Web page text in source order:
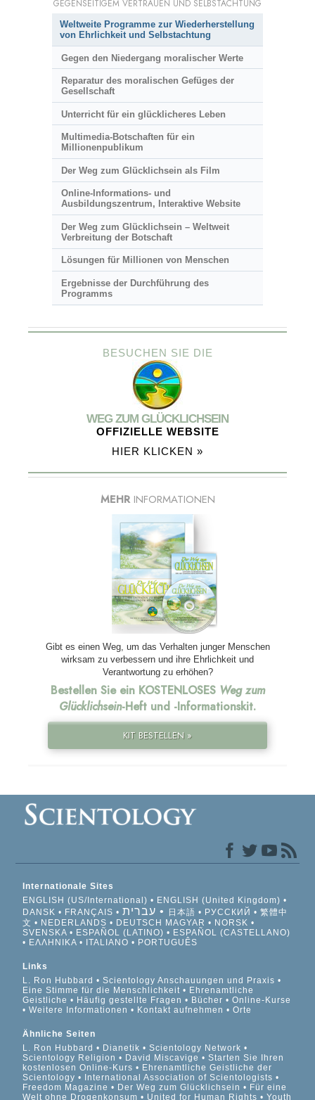
GEGENSEITIGEM VERTRAUEN UND SELBSTACHTUNG
Weltweite Programme zur Wiederherstellung
von Ehrlichkeit und Selbstachtung
Gegen den Niedergang moralischer Werte
Reparatur des moralischen Gefüges der
Gesellschaft
Unterricht für ein glücklicheres Leben
Multimedia-Botschaften für ein
Millionenpublikum
Der Weg zum Glücklichsein als Film
Online-Informations- und
Ausbildungszentrum, Interaktive Website
Der Weg zum Glücklichsein – Weltweit
Verbreitung der Botschaft
Lösungen für Millionen von Menschen
Ergebnisse der Durchführung des
Programms
BESUCHEN SIE DIE
WEG ZUM GLÜCKLICHSEIN
OFFIZIELLE WEBSITE
HIER KLICKEN »
MEHR INFORMATIONEN
Gibt es einen Weg, um das Verhalten junger Menschen
wirksam zu verbessern und ihre Ehrlichkeit und
Verantwortung zu erhöhen?
Bestellen Sie ein KOSTENLOSES Weg zum
Glücklichsein-Heft und -Informationskit.
KIT BESTELLEN »
Internationale Sites
ENGLISH (US/International)
ENGLISH (United Kingdom)
DANSK
FRANÇAIS עברית 日本語 РУССКИЙ
繁體中
文
NEDERLANDS DEUTSCH MAGYAR
NORSK
SVENSKA
ESPAÑOL (LATINO)
ESPAÑOL (CASTELLANO)
ΕΛΛΗΝΙΚA
ITALIANO PORTUGUÊS
Links
L. Ron Hubbard
Scientology Anschauungen und Praxis
Eine Stimme für die Menschlichkeit
Ehrenamtliche
Geistliche
Häufig gestellte Fragen Bücher
Online-Kurse
Weitere Informationen
Kontakt aufnehmen Orte
Ähnliche Seiten
L. Ron Hubbard
Dianetik
Scientology Network
Scientology Religion
David Miscavige
Starten Sie Ihren
kostenlosen Online-Kurs
Ehrenamtliche Geistliche der
Scientology
International Association of Scientologists
Freedom Magazine
Der Weg zum Glücklichsein
Für eine
Welt ohne Drogenkonsum
United for Human Rights Youth